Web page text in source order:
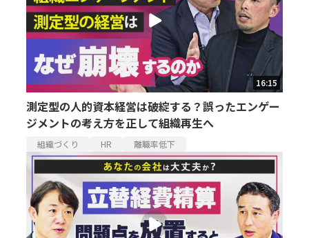
16:15
測定型の人的資本経営は破綻する？誤ったエンゲー
ジメントの考え方を正して組織再生へ
組織づくり HR 離職率低下